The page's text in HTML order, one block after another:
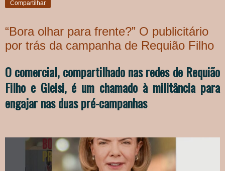
Compartilhar
“Bora olhar para frente?” O publicitário
por trás da campanha de Requião Filho
O comercial, compartilhado nas redes de Requião
Filho e Gleisi, é um chamado à militância para
engajar nas duas pré-campanhas